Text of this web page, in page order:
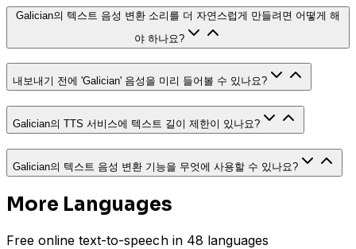
Galician의 텍스트 음성 변환 소리를 더 자연스럽게 만들려면 어떻게 해
야 하나요?
내보내기 전에 'Galician' 음성을 미리 들어볼 수 있나요?
Galician의 TTS 서비스에 텍스트 길이 제한이 있나요?
Galician의 텍스트 음성 변환 기능을 무엇에 사용할 수 있나요?
More Languages
Free online text-to-speech in 48 languages